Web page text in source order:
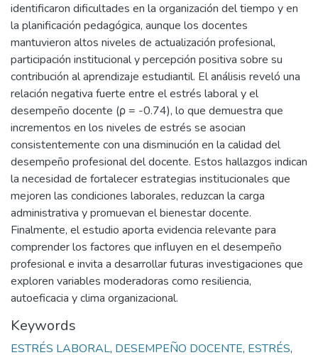
identificaron dificultades en la organización del tiempo y en
la planificación pedagógica, aunque los docentes
mantuvieron altos niveles de actualización profesional,
participación institucional y percepción positiva sobre su
contribución al aprendizaje estudiantil. El análisis reveló una
relación negativa fuerte entre el estrés laboral y el
desempeño docente (ρ = -0.74), lo que demuestra que
incrementos en los niveles de estrés se asocian
consistentemente con una disminución en la calidad del
desempeño profesional del docente. Estos hallazgos indican
la necesidad de fortalecer estrategias institucionales que
mejoren las condiciones laborales, reduzcan la carga
administrativa y promuevan el bienestar docente.
Finalmente, el estudio aporta evidencia relevante para
comprender los factores que influyen en el desempeño
profesional e invita a desarrollar futuras investigaciones que
exploren variables moderadoras como resiliencia,
autoeficacia y clima organizacional.
Keywords
ESTRÉS LABORAL, DESEMPEÑO DOCENTE, ESTRÉS,